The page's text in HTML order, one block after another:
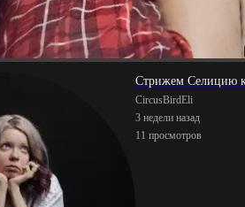
Стрижем Селицию
CircusBirdEli
3 недели назад
11 просмотров